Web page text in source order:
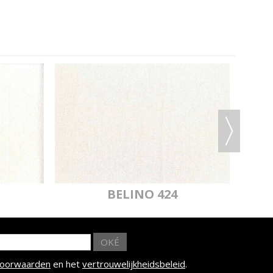
BELINO 424
OKÉ
en het vertrouwelijkheidsbeleid.